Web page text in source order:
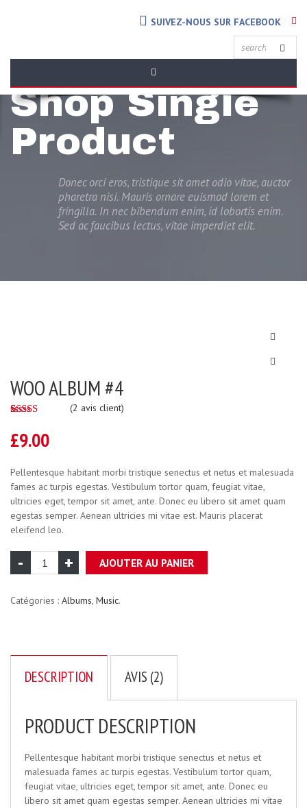
SUIVEZ-NOUS SUR FACEBOOK
Shop Single
Product
Donec orci eros, tristique sit amet odio vitae, auctor
pharetra nisi. Mauris ornare euismod lorem et
fringilla. In nec bibendum enim, id lobortis enim.
Sed ac faucibus lectus, vitae imperdiet elit.
WOO ALBUM #4
based on
customer
(2 avis client)
£9.00
Pellentesque habitant morbi tristique senectus et netus et malesuada
fames ac turpis egestas. Vestibulum tortor quam, feugiat vitae,
ultricies eget, tempor sit amet, ante. Donec eu libero sit amet quam
egestas semper. Aenean ultricies mi vitae est. Mauris placerat
eleifend leo.
AJOUTER AU PANIER
Catégories : Albums, Music.
DESCRIPTION AVIS (2)
PRODUCT DESCRIPTION
Pellentesque habitant morbi tristique senectus et netus et
malesuada fames ac turpis egestas. Vestibulum tortor quam,
feugiat vitae, ultricies eget, tempor sit amet, ante. Donec eu
libero sit amet quam egestas semper. Aenean ultricies mi vitae